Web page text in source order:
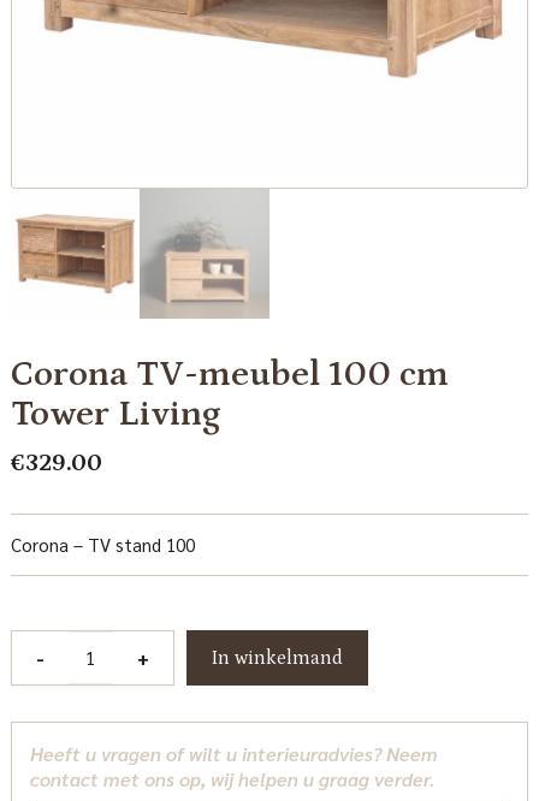
Corona TV-meubel 100 cm
Tower Living
€329.00
Corona – TV stand 100
-
100
cm
Tower
+ In winkelmand
Heeft u vragen of wilt u interieuradvies? Neem
contact met ons op, wij helpen u graag verder.